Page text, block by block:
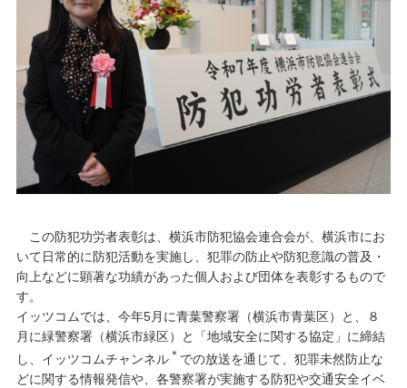
この防犯功労者表彰は、横浜市防犯協会連合会が、横浜市にお
いて日常的に防犯活動を実施し、犯罪の防止や防犯意識の普及・
向上などに顕著な功績があった個人および団体を表彰するもので
す。
イッツコムでは、今年5月に青葉警察署（横浜市青葉区）と、８
月に緑警察署（横浜市緑区）と「地域安全に関する協定」に締結
し、イッツコムチャンネル ＊ での放送を通じて、犯罪未然防止な
どに関する情報発信や、各警察署が実施する防犯や交通安全イベ